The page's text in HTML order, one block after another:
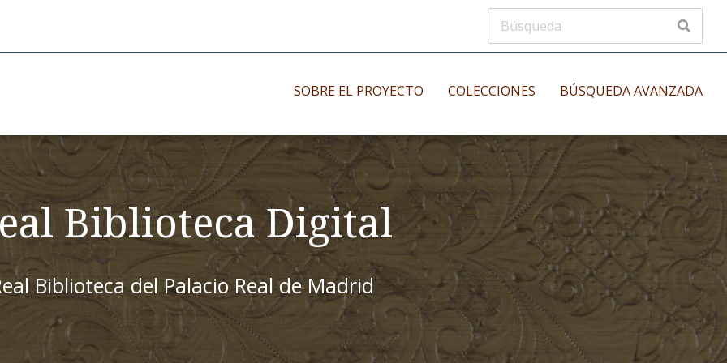
SOBRE EL PROYECTO COLECCIONES
Impresos antiguos
Impresos modernos
Impresos menores
Manuscritos musicales
Incunables
BÚSQUEDA AVANZADA
Biblioteca Digital
Biblioteca del Palacio Real de Madrid